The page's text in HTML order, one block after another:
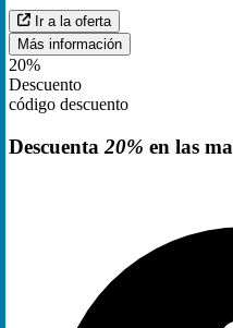
Ir a la oferta
Más información
20%
Descuento
código descuento
Descuenta 20% en las